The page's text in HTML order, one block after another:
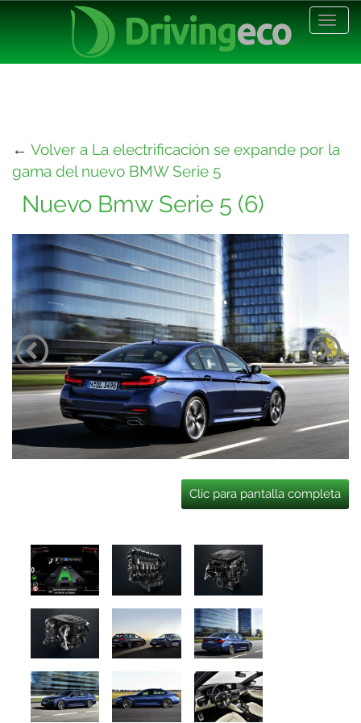
← Volver a La electrificación se expande por la
gama del nuevo BMW Serie 5
Nuevo Bmw Serie 5 (6)
Clic para pantalla completa